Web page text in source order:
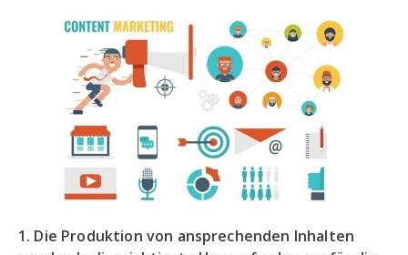
1. Die Produktion von ansprechenden Inhalten